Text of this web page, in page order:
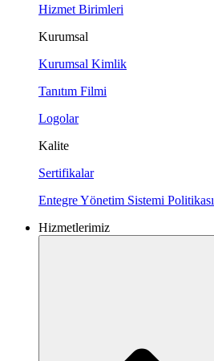
Hizmet Birimleri
Kurumsal
Kurumsal Kimlik
Tanıtım Filmi
Logolar
Kalite
Sertifikalar
Entegre Yönetim Sistemi Politikası
Hizmetlerimiz